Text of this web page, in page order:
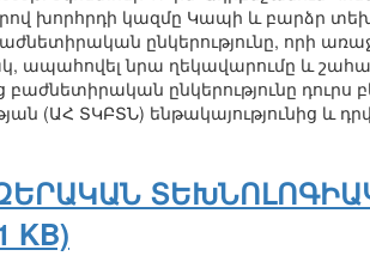
խորհրդի կազմը Կապի և բարձր
ընկերությունը, որի
նրա ղեկավարումը և
բաժնետիրական ընկերությունը
(ԱՀ ՏԿԲՏՆ) ենթակայությունից և
KB)